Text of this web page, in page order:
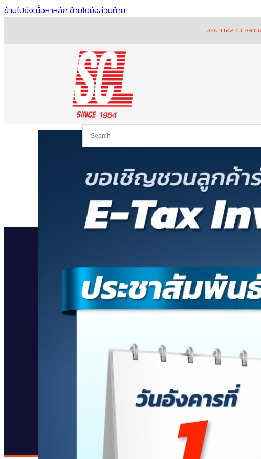
ข้ามไปยังเนื้อหาหลัก ข้ามไปยังส่วนท้าย
บริษัท เอส.ซี.แอล.มอเตอร์ พาร์ท
ไม่มีสินค้าในตะกร้า
เข้าสู่
ระบบ
หน้าหลัก
สินค้า
เกี่ยวกับเรา
ข่าวสารและโปรโมชั่น
หน้าหลัก
สินค้า
เกี่ยวกับเรา
ข่าวสารและโปรโมชั่น
ติดต่อเรา
โทรติดต่อผู้เชี่ยวชาญผลิตภัณฑ์ของเรา : 0-2226-1909